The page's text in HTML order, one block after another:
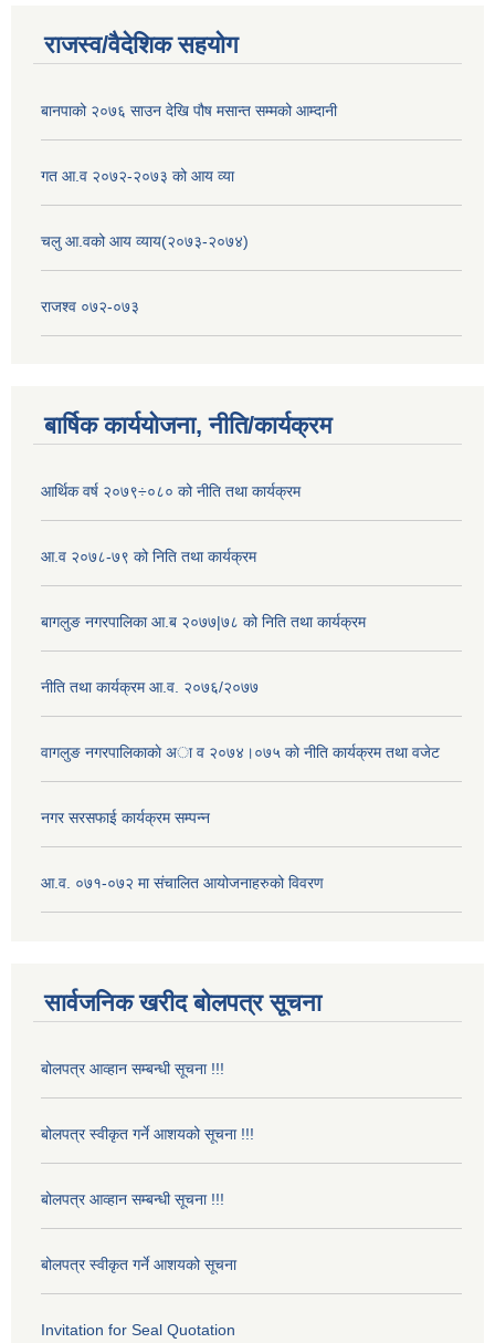
राजस्व/वैदेशिक सहयोग
बानपाको २०७६ साउन देखि पौष मसान्त सम्मको आम्दानी
गत आ.व २०७२-२०७३ को आय व्या
चलु आ.वको आय व्याय(२०७३-२०७४)
राजश्व ०७२-०७३
बार्षिक कार्ययोजना, नीति/कार्यक्रम
आर्थिक वर्ष २०७९÷०८० को नीति तथा कार्यक्रम
आ.व २०७८-७९ को निति तथा कार्यक्रम
बागलुङ नगरपालिका आ.ब २०७७|७८ को निति तथा कार्यक्रम
नीति तथा कार्यक्रम आ.व. २०७६/२०७७
वागलुङ नगरपालिकाकाे अा‍ व २०७४।०७५ काे नीति कार्यक्रम तथा वजेट
नगर सरसफाई कार्यक्रम सम्पन्न
आ.व. ०७१-०७२ मा संचालित आयोजनाहरुको विवरण
सार्वजनिक खरीद बोलपत्र सूचना
बोलपत्र आव्हान सम्बन्धी सूचना !!!
बोलपत्र स्वीकृत गर्ने आशयको सूचना !!!
बोलपत्र आव्हान सम्बन्धी सूचना !!!
बोलपत्र स्वीकृत गर्ने आशयको सूचना
Invitation for Seal Quotation